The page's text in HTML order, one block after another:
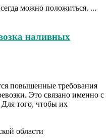
можно положиться. ...
наливных
повышенные требования
Это связано именно с
Для того, чтобы их
области